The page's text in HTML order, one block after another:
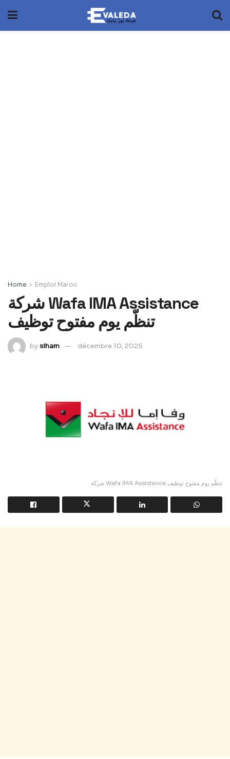
Home Emploi Maroc
شركة Wafa IMA Assistance
تنظّم يوم مفتوح توظيف
bysiham décembre 10, 2025
شركة Wafa IMA Assistance تنظّم يوم مفتوح توظيف